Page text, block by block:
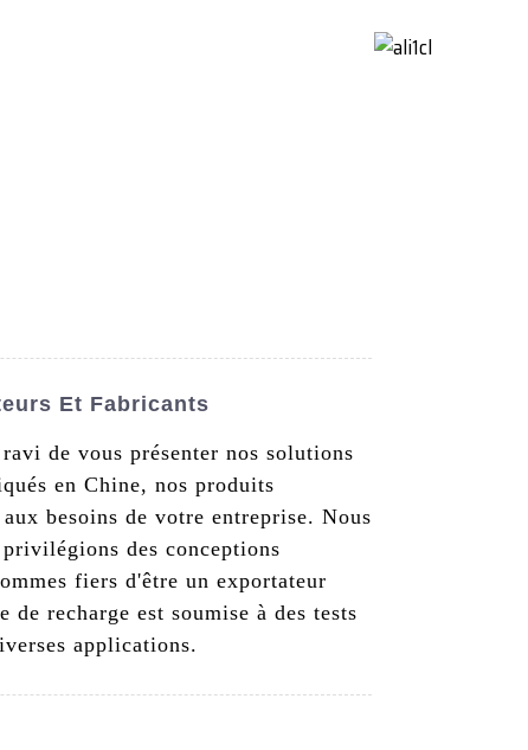
Et Fabricants
de vous présenter nos solutions
en Chine, nos produits
besoins de votre entreprise. Nous
des conceptions
fiers d'être un exportateur
recharge est soumise à des tests
applications.